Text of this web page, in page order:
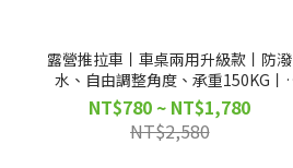
露營推拉車丨車桌兩用升級款丨防潑
水、自由調整角度、承重150KG丨
D0502080 D0502081
NT$780 ~ NT$1,780
NT$2,580